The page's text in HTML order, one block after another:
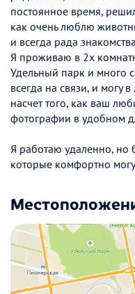
постоянное время,
как очень люблю
и всегда рада
Я проживаю в 2х
Удельный парк и много
всегда на связи, и могу
насчет того, как ваш
фотографии в удобном
Я работаю удаленно, но
которые комфортно